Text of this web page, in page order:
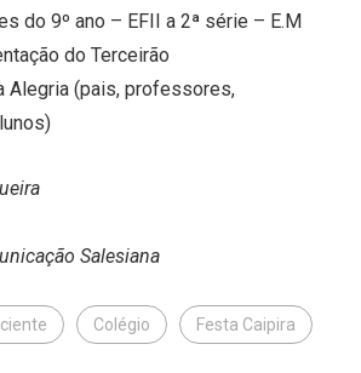
do 9º ano – EFII a 2ª série – E.M
do Terceirão
Alegria (pais, professores,
Salesiana
Colégio Festa Caipira